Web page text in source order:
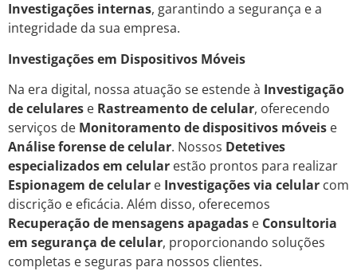
Investigações internas, garantindo a segurança e a
integridade da sua empresa.
Investigações em Dispositivos Móveis
Na era digital, nossa atuação se estende à Investigação
de celulares e Rastreamento de celular, oferecendo
serviços de Monitoramento de dispositivos móveis e
Análise forense de celular. Nossos Detetives
especializados em celular estão prontos para realizar
Espionagem de celular e Investigações via celular com
discrição e eficácia. Além disso, oferecemos
Recuperação de mensagens apagadas e Consultoria
em segurança de celular, proporcionando soluções
completas e seguras para nossos clientes.